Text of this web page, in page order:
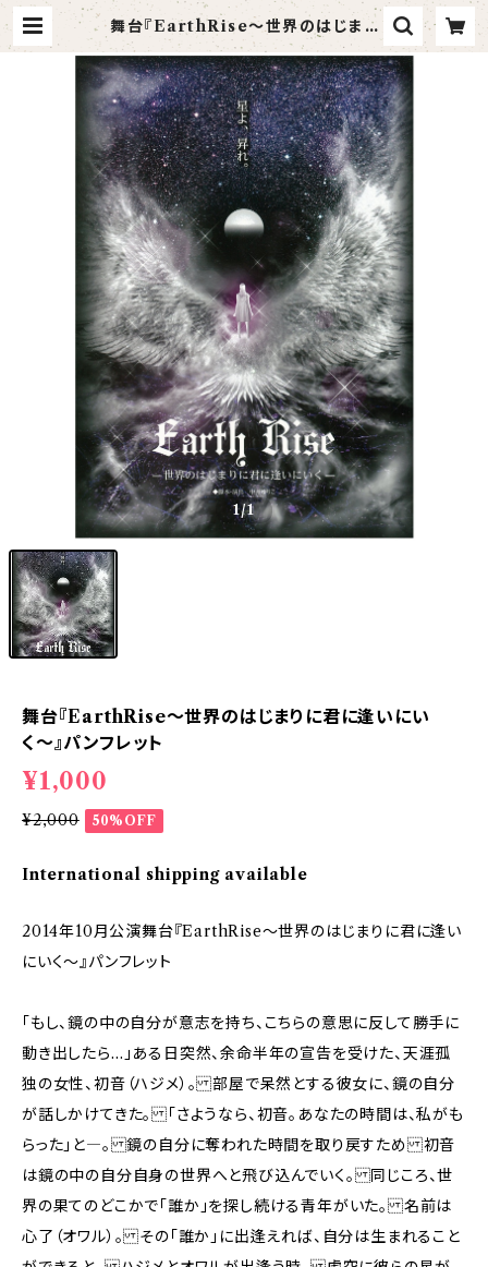
舞台『EarthRise〜世界のはじまり
に君に逢いにいく〜』パンフレット |
タンバリンアーティスツ Official
Shop
1/1
舞台『EarthRise〜世界のはじまりに君に逢いにい
く〜』パンフレット
¥1,000
¥2,000 50%OFF
International shipping available
2014年10月公演舞台『EarthRise〜世界のはじまりに君に逢い
にいく〜』パンフレット
「もし、鏡の中の自分が意志を持ち、こちらの意思に反して勝手に
動き出したら…」ある日突然、余命半年の宣告を受けた、天涯孤
独の女性、初音（ハジメ）。 部屋で呆然とする彼女に、鏡の自分
が話しかけてきた。 「さようなら、初音。あなたの時間は、私がも
らった」と―。 鏡の自分に奪われた時間を取り戻すため 初音
は鏡の中の自分自身の世界へと飛び込んでいく。 同じころ、世
界の果てのどこかで「誰か」を探し続ける青年がいた。 名前は
心了（オワル）。 その「誰か」に出逢えれば、自分は生まれること